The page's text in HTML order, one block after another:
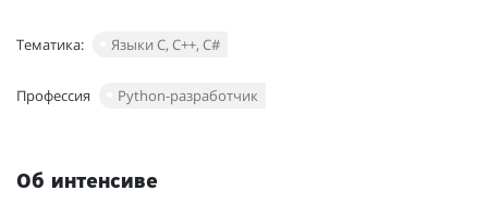
Тематика: Языки С, С++, С#
Профессия Python-разработчик
Об интенсиве